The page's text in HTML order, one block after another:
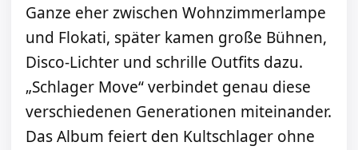
Ganze eher zwischen Wohnzimmerlampe
und Flokati, später kamen große Bühnen,
Disco-Lichter und schrille Outfits dazu.
„Schlager Move“ verbindet genau diese
verschiedenen Generationen miteinander.
Das Album feiert den Kultschlager ohne